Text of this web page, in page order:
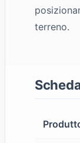
terreno.